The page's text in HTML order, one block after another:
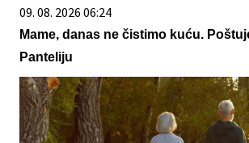
09. 08. 2026 06:24
Mame, danas ne čistimo kuću.
Panteliju